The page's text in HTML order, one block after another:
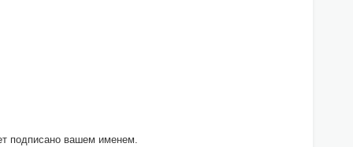
подписано вашем именем.